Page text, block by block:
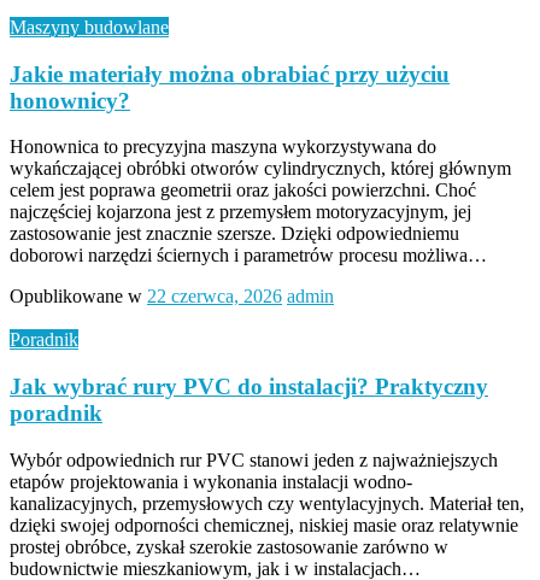
Maszyny budowlane
Jakie materiały można obrabiać przy użyciu
honownicy?
Honownica to precyzyjna maszyna wykorzystywana do
wykańczającej obróbki otworów cylindrycznych, której głównym
celem jest poprawa geometrii oraz jakości powierzchni. Choć
najczęściej kojarzona jest z przemysłem motoryzacyjnym, jej
zastosowanie jest znacznie szersze. Dzięki odpowiedniemu
doborowi narzędzi ściernych i parametrów procesu możliwa…
Opublikowane w 22 czerwca, 2026 admin
Poradnik
Jak wybrać rury PVC do instalacji? Praktyczny
poradnik
Wybór odpowiednich rur PVC stanowi jeden z najważniejszych
etapów projektowania i wykonania instalacji wodno-
kanalizacyjnych, przemysłowych czy wentylacyjnych. Materiał ten,
dzięki swojej odporności chemicznej, niskiej masie oraz relatywnie
prostej obróbce, zyskał szerokie zastosowanie zarówno w
budownictwie mieszkaniowym, jak i w instalacjach…